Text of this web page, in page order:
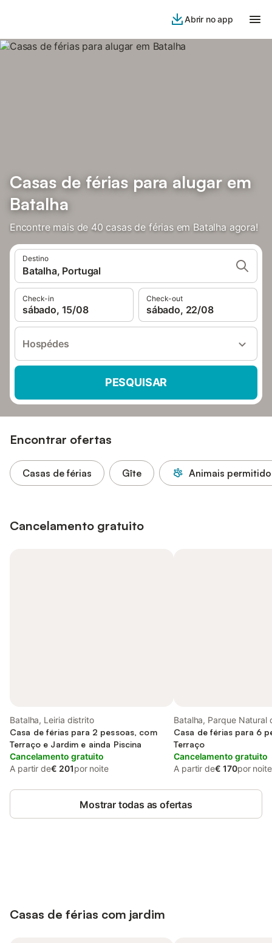
Abrir no app
Casas de férias para alugar em
Batalha
Encontre mais de 40 casas de férias em Batalha agora!
Destino
Batalha, Portugal
Check-in
sábado, 15/08
Check-out
sábado, 22/08
Hospédes
PESQUISAR
Encontrar ofertas
Casas de férias Gîte Animais
Cancelamento gratuito
Batalha, Leiria distrito
Casa de férias para 2 pessoas, com
Terraço e Jardim e ainda Piscina
Cancelamento gratuito
A partir de€ 201por noite
Batalha, Parque Natural
de Aire e Candeeiros
Casa de férias para 6
Terraço
Cancelamento gratuito
A partir de€ 170por noite
Mostrar todas as ofertas
Casas de férias com jardim